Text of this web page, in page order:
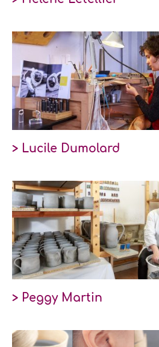
> Lucile Dumolard
> Peggy Martin